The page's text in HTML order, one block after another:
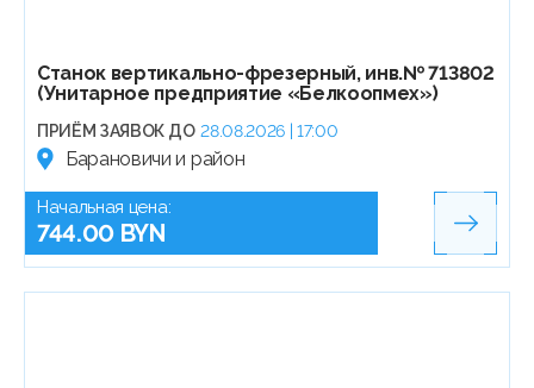
Станок вертикально-фрезерный, инв.№ 713802
(Унитарное предприятие «Белкоопмех»)
ПРИЁМ ЗАЯВОК ДО 28.08.2026 | 17:00
Барановичи и район
Начальная цена:
744.00 BYN